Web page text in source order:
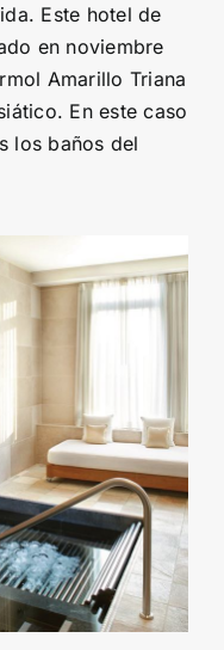
Este hotel de
en noviembre
Amarillo Triana
En este caso
los baños del